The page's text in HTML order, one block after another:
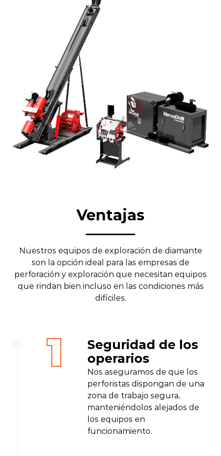
Ventajas
Nuestros equipos de exploración de diamante
son la opción ideal para las empresas de
perforación y exploración que necesitan equipos
que rindan bien incluso en las condiciones más
difíciles.
Seguridad de los
operarios
Nos aseguramos de que los
perforistas dispongan de una
zona de trabajo segura,
manteniéndolos alejados de
los equipos en
funcionamiento.
1